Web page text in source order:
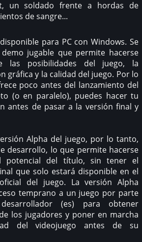
un soldado frente a hordas de
de sangre...
para PC con Windows. Se
jugable que permite hacerse
las posibilidades del juego, la
gráfica y la calidad del juego. Por lo
poco antes del lanzamiento del
(o en paralelo), puedes hacer tu
antes de pasar a la versión final y
Alpha del juego, por lo tanto,
desarrollo, lo que permite hacerse
potencial del título, sin tener el
que solo estará disponible en el
del juego. La versión Alpha
temprano a un juego por parte
(es) para obtener
los jugadores y poner en marcha
del videojuego antes de su